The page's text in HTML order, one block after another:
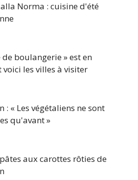
Norma : cuisine d'été
boulangerie » est en
voici les villes à visiter
: « Les végétaliens ne sont
qu'avant »
aux carottes rôties de